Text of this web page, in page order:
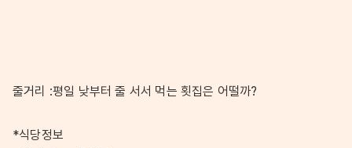
줄거리 :평일 낮부터 줄 서서 먹는 횟집은 어떨까?
*식당정보